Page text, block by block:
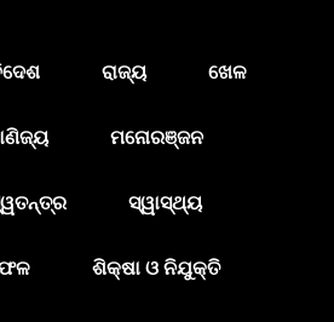
ରାଜ୍ୟ ଖେଳ
ମନୋରଞ୍ଜନ
ସ୍ୱାସ୍ଥ୍ୟ
ଶିକ୍ଷା ଓ ନିଯୁକ୍ତି